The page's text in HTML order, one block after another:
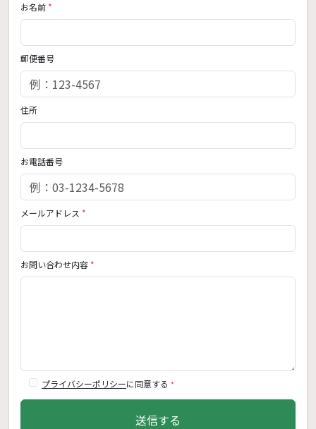
お名前 *
郵便番号
住所
お電話番号
メールアドレス *
お問い合わせ内容 *
プライバシーポリシーに同意する *
送信する